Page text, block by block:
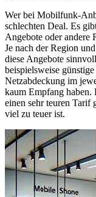
Wer bei Mobilfunk-
schlechten Deal. Es
Angebote oder andere
Je nach der Region
diese Angebote
beispielsweise
Netzabdeckung im
kaum Empfang haben.
einen sehr teuren Tarif
viel zu teuer ist.